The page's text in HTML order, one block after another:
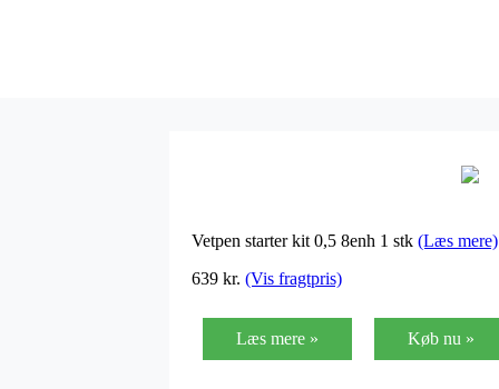
Vetpen starter kit 0,5 8enh 1 stk (Læs mere)
639 kr. (Vis fragtpris)
Læs mere » Køb nu »